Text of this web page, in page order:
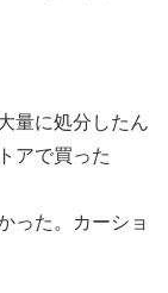
量に処分したん
アで買った
った。カーショ